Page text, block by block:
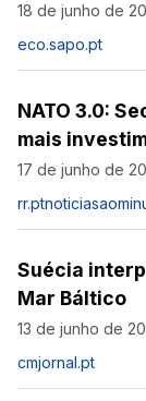
18 de junho de
eco.sapo.pt
NATO 3.0:
mais
17 de junho de
rr.pt
Suécia
Mar Báltico
13 de junho de
cmjornal.pt